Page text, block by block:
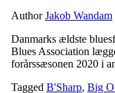
AuthorJakob Wandam
Danmarks ældste
Blues Association
forårssæsonen 2020 i
Tagged B'Sharp, Big